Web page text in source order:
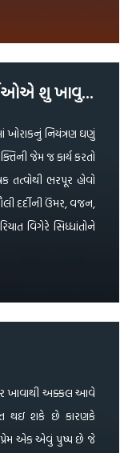
ડાયાબિટીસ – ડાયાબિટીસના દર્દીઓએ શુ ખાવુ અને શુ ન ખાવુ
ખોરાકનું નિયંત્રણ ઘણું
જેમ જ કાર્ય કરતો
ભરપૂર હોવો
દર્દીની ઉંમર, વજન,
વિગેરે સિધ્ધાંતોને
ખાવાથી અક્કલ આવે
થઇ શકે છે કારણકે
એક એવું પુષ્પ છે જે